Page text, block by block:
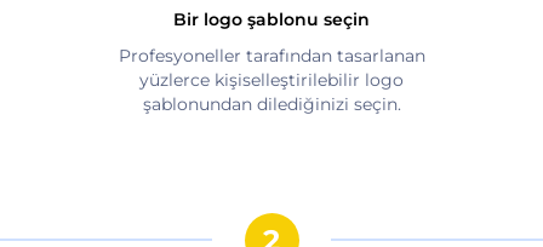
Bir logo şablonu seçin
Profesyoneller tarafından tasarlanan
yüzlerce kişiselleştirilebilir logo
şablonundan dilediğinizi seçin.